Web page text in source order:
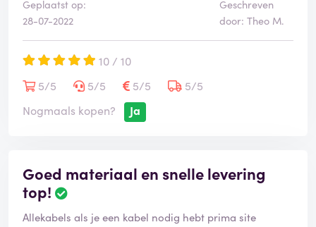
Geplaatst op:
28-07-2022
Geschreven
door: Theo M.
10 / 10
5/5
5/5 5/5
5/5
Nogmaals kopen?
Ja
Goed materiaal en snelle levering
top!
Allekabels als je een kabel nodig hebt prima site